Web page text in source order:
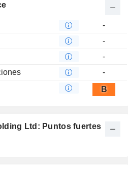
-
-
-
-
B
Ltd: Puntos fuertes